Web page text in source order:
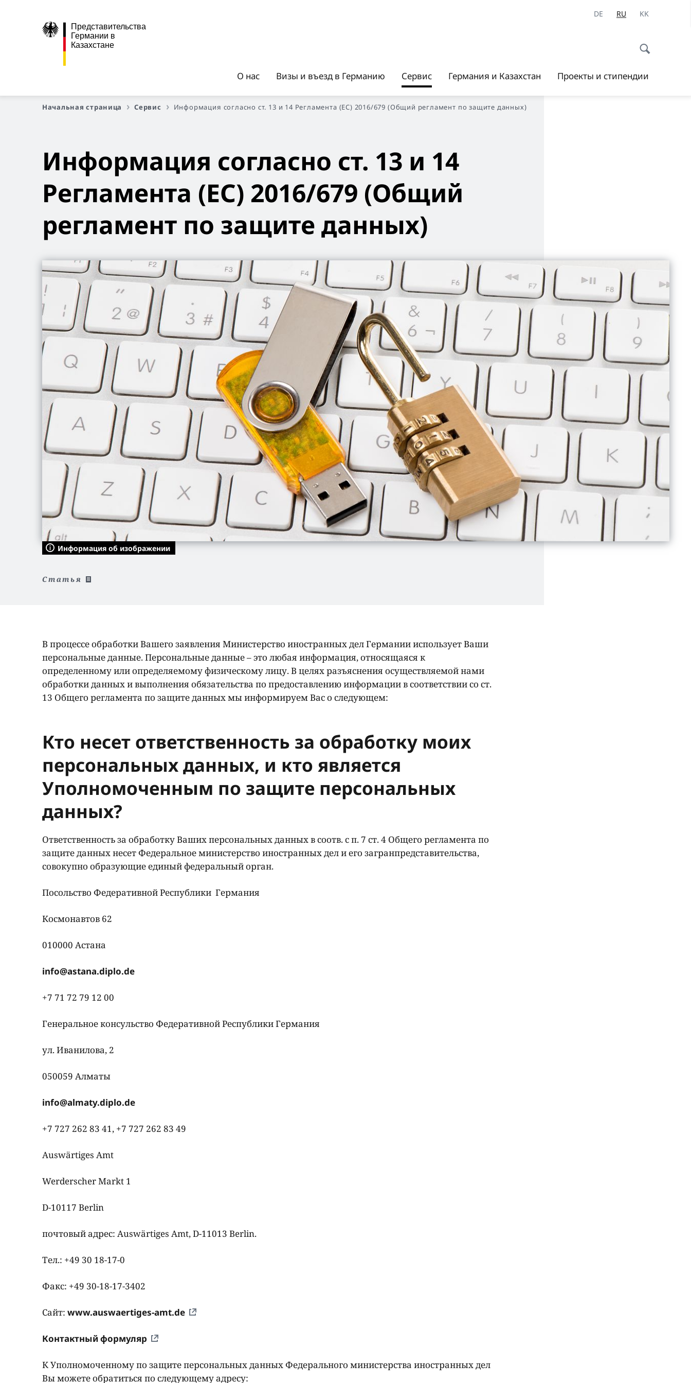
Представительства
Германии в
Казахстане
DE RU KK
О нас Визы и въезд в Германию Сервис Германия и Казахстан Проекты и стипендии
Начальная страница Сервис Информация согласно ст. 13 и 14 Регламента (ЕС) 2016/679 (Общий регламент по защите данных)
Информация согласно ст. 13 и 14
Регламента (ЕС) 2016/679 (Общий
регламент по защите данных)
Информация об изображении
Статья
В процессе обработки Вашего заявления Министерство иностранных дел Германии использует Ваши
персональные данные. Персональные данные – это любая информация, относящаяся к
определенному или определяемому физическому лицу. В целях разъяснения осуществляемой нами
обработки данных и выполнения обязательства по предоставлению информации в соответствии со ст.
13 Общего регламента по защите данных мы информируем Вас о следующем:
Кто несет ответственность за обработку моих
персональных данных, и кто является
Уполномоченным по защите персональных
данных?
Ответственность за обработку Ваших персональных данных в соотв. с п. 7 ст. 4 Общего регламента по
защите данных несет Федеральное министерство иностранных дел и его загранпредставительства,
совокупно образующие единый федеральный орган.
Посольство Федеративной Республики Германия
Космонавтов 62
010000 Астана
info@astana.diplo.de
+7 71 72 79 12 00
Генеральное консульство Федеративной Республики Германия
ул. Иванилова, 2
050059 Алматы
info@almaty.diplo.de
+7 727 262 83 41, +7 727 262 83 49
Auswärtiges Amt
Werderscher Markt 1
D-10117 Berlin
почтовый адрес: Auswärtiges Amt, D-11013 Berlin.
Тел.: +49 30 18-17-0
Факс: +49 30-18-17-3402
Сайт: www.auswaertiges-amt.de
Контактный формуляр
К Уполномоченному по защите персональных данных Федерального министерства иностранных дел
Вы можете обратиться по следующему адресу: